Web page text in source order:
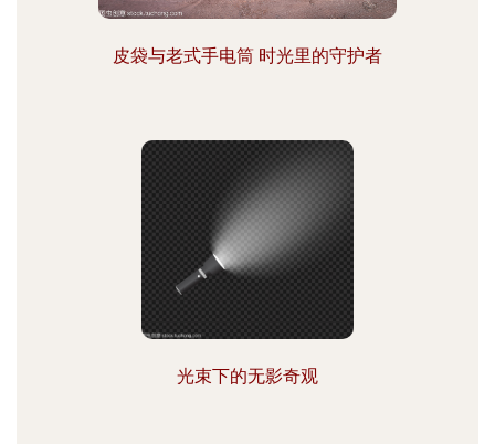
皮袋与老式手电筒 时光里的守护者
光束下的无影奇观